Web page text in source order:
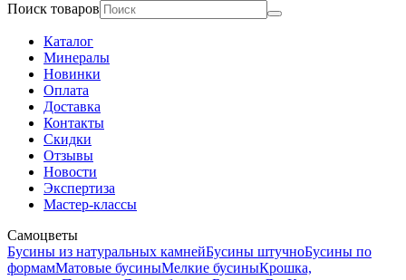
Поиск товаров
Каталог
Минералы
Новинки
Оплата
Доставка
Контакты
Скидки
Отзывы
Новости
Экспертиза
Мастер-классы
Самоцветы
Бусины из натуральных камнейБусины штучноБусины по
формамМатовые бусиныМелкие бусиныКрошка,